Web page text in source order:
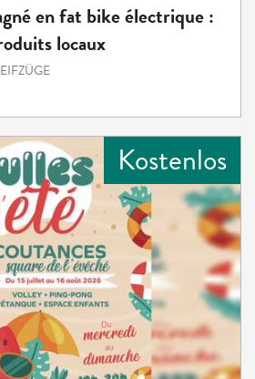
en fat bike électrique :
locaux
Kostenlos